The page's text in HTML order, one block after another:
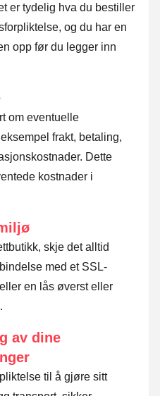
er tydelig hva du bestiller
og du har en
opp før du legger inn
om eventuelle
frakt, betaling,
Dette
kostnader i
skje det alltid
med et SSL-
en lås øverst eller
av dine
til å gjøre sitt